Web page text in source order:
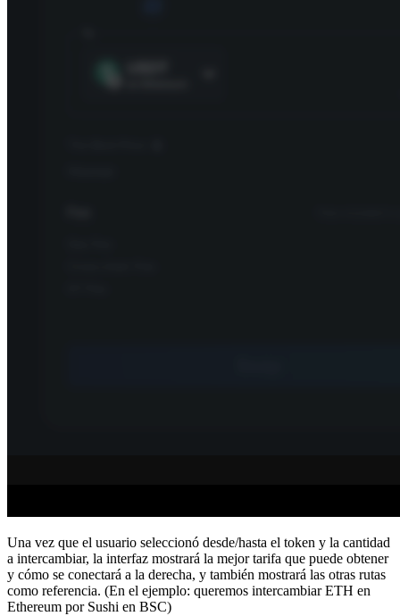
Una vez que el usuario seleccionó desde/hasta el token y la cantidad
a intercambiar, la interfaz mostrará la mejor tarifa que puede obtener
y cómo se conectará a la derecha, y también mostrará las otras rutas
como referencia. (En el ejemplo: queremos intercambiar ETH en
Ethereum por Sushi en BSC)